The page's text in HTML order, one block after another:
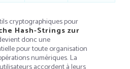
cryptographiques pour
Hash-Strings zur
donc une
pour toute organisation
numériques. La